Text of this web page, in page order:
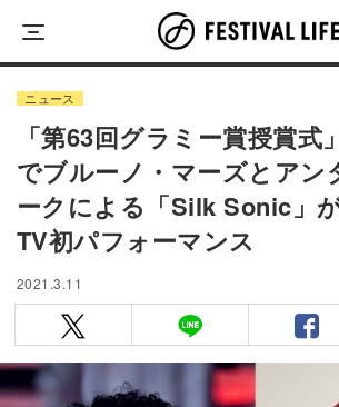
content
ニュース
「第63回グラミー賞授賞式
でブルーノ・マーズとアン
ークによる「Silk Sonic」
TV初パフォーマンス
2021.3.11